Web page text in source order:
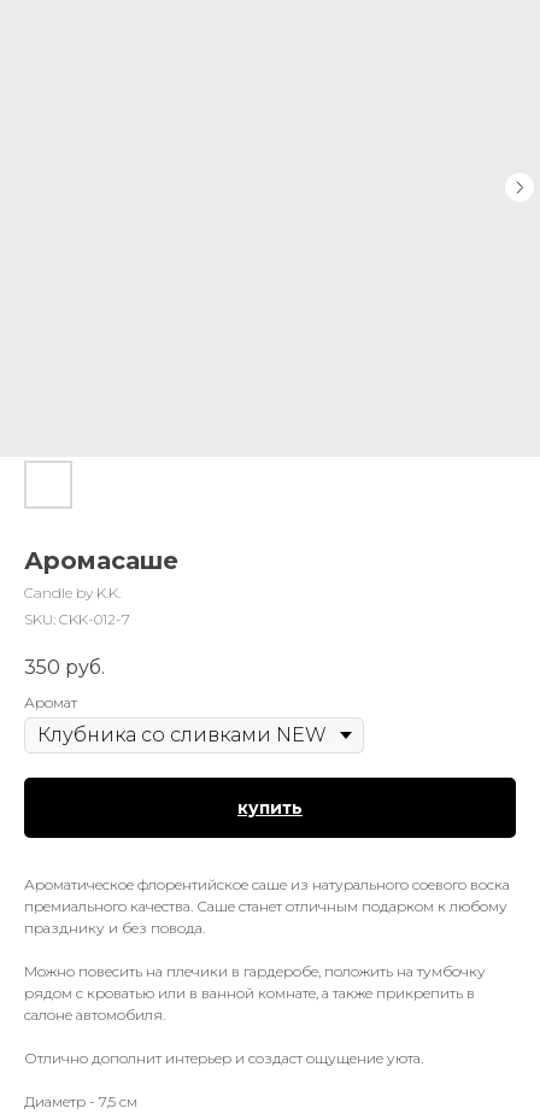
Аромасаше
Candle by K.K.
SKU: CKK-012-7
350 руб.
Аромат
купить
Ароматическое флорентийское саше из натурального соевого воска
премиального качества. Саше станет отличным подарком к любому
празднику и без повода.
Можно повесить на плечики в гардеробе, положить на тумбочку
рядом с кроватью или в ванной комнате, а также прикрепить в
салоне автомобиля.
Отлично дополнит интерьер и создаст ощущение уюта.
Диаметр - 7,5 см